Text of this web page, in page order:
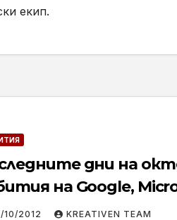
екип.
дни на
на Google,
10/2012 KREATIVEN TEAM